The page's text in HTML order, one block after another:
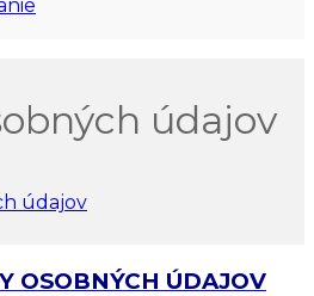
údajov
údajov
OSOBNÝCH ÚDAJOV